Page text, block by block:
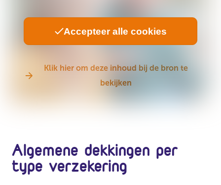
Accepteer alle cookies
Klik hier om deze inhoud bij de bron te
bekijken
Algemene dekkingen per
type verzekering